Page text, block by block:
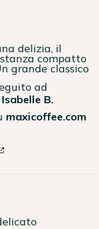
delizia, il
compatto
grande classico
ad
Isabelle B.
maxicoffee.com